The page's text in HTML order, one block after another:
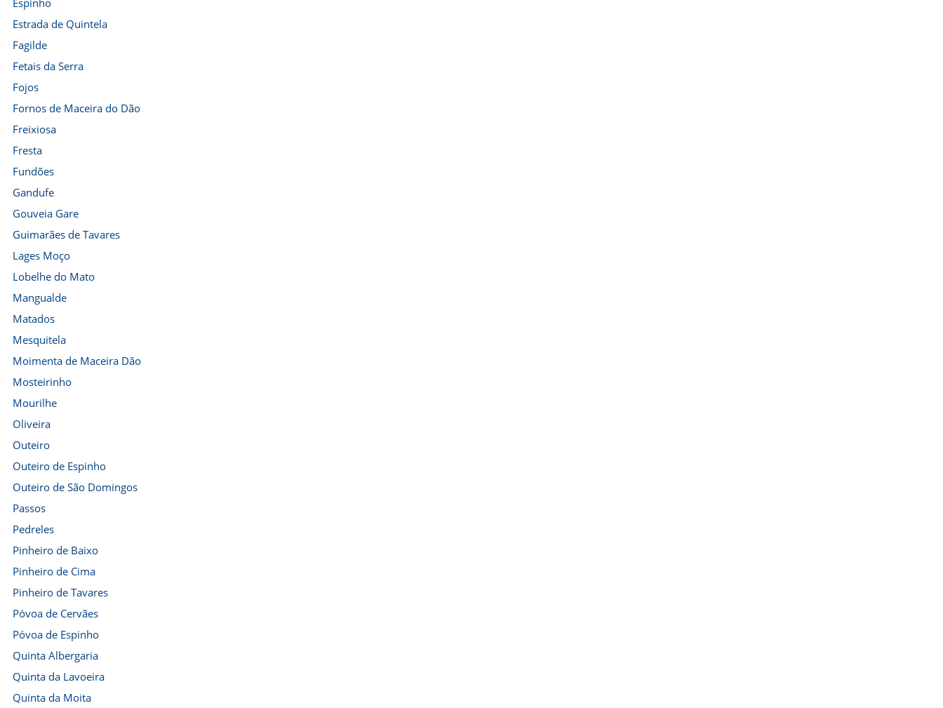
Espinho
Estrada de Quintela
Fagilde
Fetais da Serra
Fojos
Fornos de Maceira do Dão
Freixiosa
Fresta
Fundões
Gandufe
Gouveia Gare
Guimarães de Tavares
Lages Moço
Lobelhe do Mato
Mangualde
Matados
Mesquitela
Moimenta de Maceira Dão
Mosteirinho
Mourilhe
Oliveira
Outeiro
Outeiro de Espinho
Outeiro de São Domingos
Passos
Pedreles
Pinheiro de Baixo
Pinheiro de Cima
Pinheiro de Tavares
Póvoa de Cervães
Póvoa de Espinho
Quinta Albergaria
Quinta da Lavoeira
Quinta da Moita